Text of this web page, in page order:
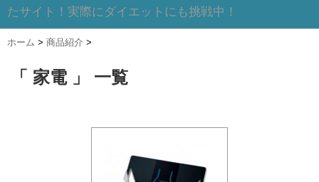
たサイト！実際にダイエットにも挑戦中！
ホーム > 商品紹介 >
「 家電 」 一覧